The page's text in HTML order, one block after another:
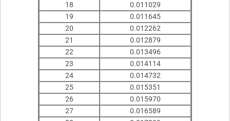
18
0.011029
19
0.011645
20
0.012262
21
0.012879
22
0.013496
23
0.014114
24
0.014732
25
0.015351
26
0.015970
27
0.016589